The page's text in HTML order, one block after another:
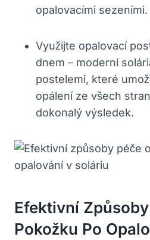
opalovacími sezeními.
Využijte opalovací
dnem – moderní
postelemi, které
opálení ze všech
dokonalý výsledek.
Efektivní Způsoby
Pokožku Po